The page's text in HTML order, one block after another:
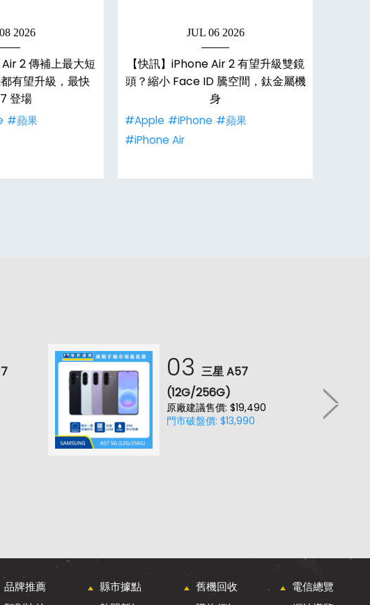
2026
Air 2 傳補上最大短
有望升級，最快
登場
#蘋果
JUL 06 2026
【快訊】iPhone Air 2 有望升級雙鏡
頭？縮小 Face ID 騰空間，鈦金屬機
身
#Apple #iPhone #蘋果
#iPhone Air
03 三星 A57
(12G/256G)
原廠建議售價: $19,490
門市破盤價: $13,990
品牌推薦 縣市據點 舊機回收
電信總覽